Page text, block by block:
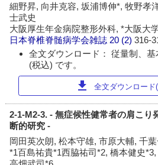
細野昇, 向井克容, 坂浦博伸*, 牧野孝
士武史
大阪厚生年金病院整形外科, *大阪大
日本脊椎脊髄病学会雑誌 20 (2)316-
全文ダウンロード： 従量制、
(税込) です。
download 全文ダウンロード
2-1-M2-3. - 無症候性健常者の肩こり
断的研究 -
岡田英次朗, 松本守雄, 市原大輔, 千
*1百島祐貴*1西脇祐司*2, 橋本健史